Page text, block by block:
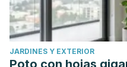
JARDINES Y EXTERIOR
Poto con hojas